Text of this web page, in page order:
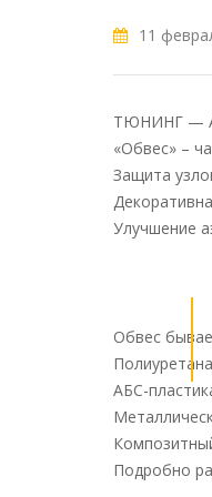
11
ТЮНИНГ —
«Обвес» –
Защита
Улучшение
Обвес
АБС-
Подробно